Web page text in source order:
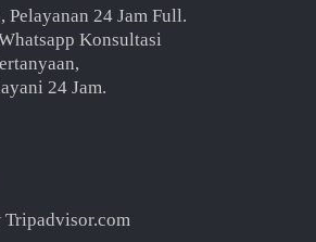
Pelayanan 24 Jam Full.
Konsultasi
24 Jam.
Tripadvisor.com